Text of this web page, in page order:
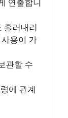
흘러내리
용이 가
관할 수
에 관계